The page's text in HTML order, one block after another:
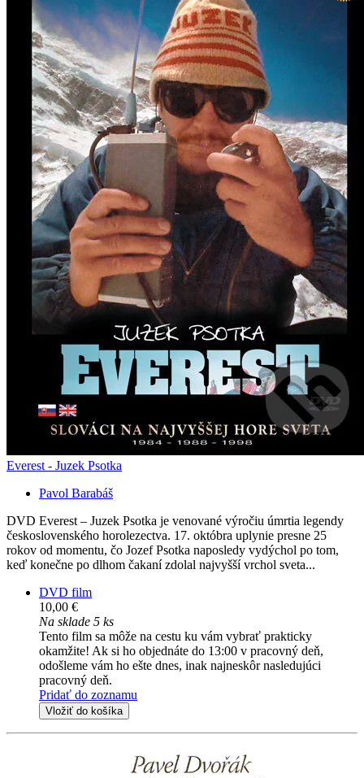
Everest - Juzek Psotka
Pavol Barabáš
DVD Everest – Juzek Psotka je venované výročiu úmrtia legendy
československého horolezectva. 17. októbra uplynie presne 25
rokov od momentu, čo Jozef Psotka naposledy vydýchol po tom,
keď konečne po dlhom čakaní zdolal najvyšší vrchol sveta...
DVD film
10,00 €
Na sklade 5 ks
Tento film sa môže na cestu ku vám vybrať prakticky
okamžite! Ak si ho objednáte do 13:00 v pracovný deň,
odošleme vám ho ešte dnes, inak najneskôr nasledujúci
pracovný deň.
Pridať do zoznamu
Vložiť do košíka